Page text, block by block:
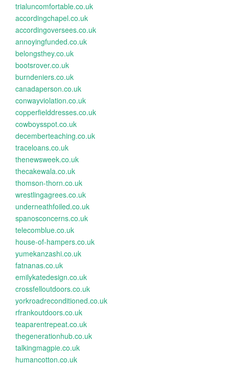
trialuncomfortable.co.uk
accordingchapel.co.uk
accordingoversees.co.uk
annoyingfunded.co.uk
belongsthey.co.uk
bootsrover.co.uk
burndeniers.co.uk
canadaperson.co.uk
conwayviolation.co.uk
copperfielddresses.co.uk
cowboysspot.co.uk
decemberteaching.co.uk
traceloans.co.uk
thenewsweek.co.uk
thecakewala.co.uk
thomson-thorn.co.uk
wrestlingagrees.co.uk
underneathfoiled.co.uk
spanosconcerns.co.uk
telecomblue.co.uk
house-of-hampers.co.uk
yumekanzashi.co.uk
fatnanas.co.uk
emilykatedesign.co.uk
crossfelloutdoors.co.uk
yorkroadreconditioned.co.uk
rfrankoutdoors.co.uk
teaparentrepeat.co.uk
thegenerationhub.co.uk
talkingmagpie.co.uk
humancotton.co.uk